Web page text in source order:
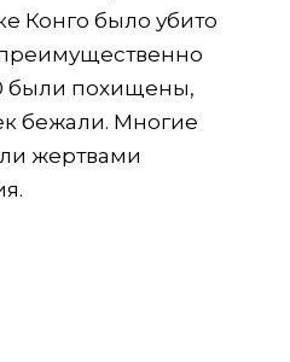
Конго было убито
были похищены,
бежали. Многие
жертвами